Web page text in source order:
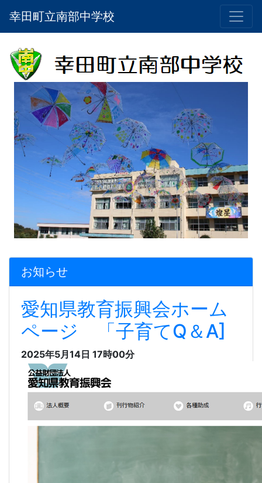
幸田町立南部中学校
お知らせ
愛知県教育振興会ホーム
ページ 「子育てQ＆A]
2025年5月14日 17時00分